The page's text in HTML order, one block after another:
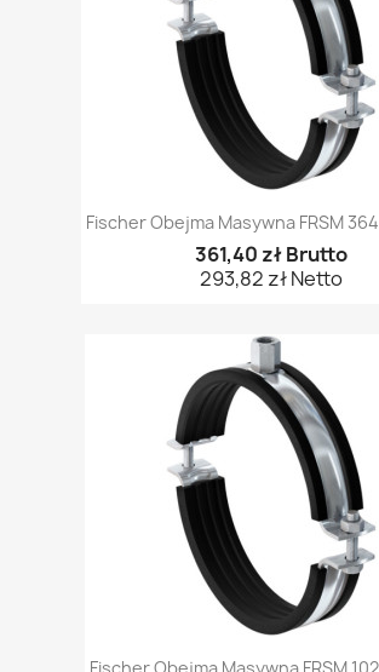
Fischer Obejma Masywna FRSM
361,40 zł Brutto
293,82 zł Netto